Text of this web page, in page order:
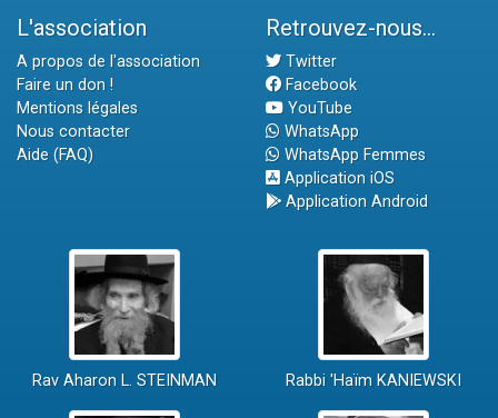
L'association
A propos de l'association
Faire un don !
Mentions légales
Nous contacter
Aide (FAQ)
Retrouvez-nous...
Twitter
Facebook
YouTube
WhatsApp
WhatsApp Femmes
Application iOS
Application Android
Rav Aharon L. STEINMAN Rabbi 'Haïm KANIEWSKI